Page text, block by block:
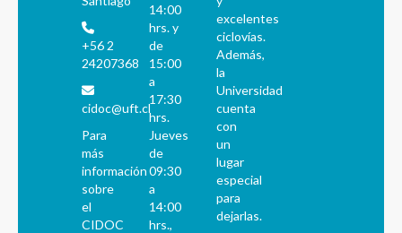
+56 2
24207368
cidoc@uft.cl
Para
más
información
sobre
el
CIDOC
14:00
hrs. y
de
15:00
a
17:30
hrs.
Jueves
de
09:30
a
14:00
hrs.,
excelentes
ciclovías.
Además,
la
Universidad
cuenta
con
un
lugar
especial
para
dejarlas.